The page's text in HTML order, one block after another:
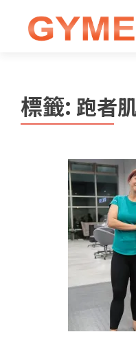
標籤: 跑者